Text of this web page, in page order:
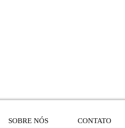
SOBRE NÓS CONTATO